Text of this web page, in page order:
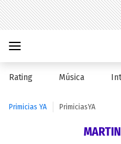
Rating Música
Primicias YA PrimiciasYA